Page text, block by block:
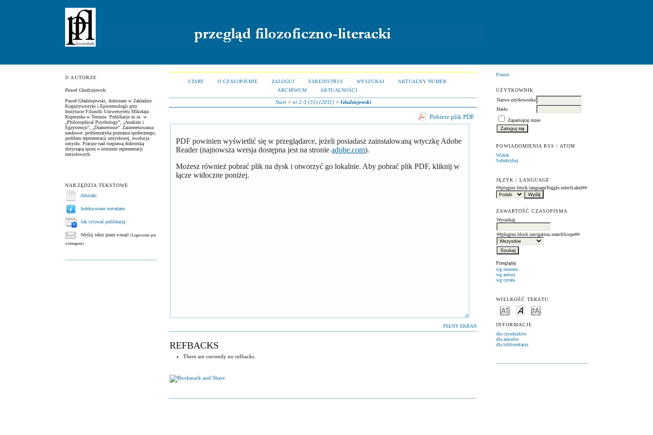
O AUTORZE
Paweł Gładziejewski
Paweł Gładziejewski, doktorant w Zakładzie
Kognitywistyki i Epistemologii przy
Instytucie Filozofii Uniwersytetu Mikołaja
Kopernika w Toruniu. Publikacje m.in. w
„Philosophical Psychology”, „Analizie i
Egzystencji”, „Diametrosie”. Zainteresowania
naukowe: problematyka poznania społecznego,
problem reprezentacji umysłowej, ewolucja
umysłu. Pracuje nad rozprawą doktorską
dotyczącą sporu o istnienie reprezentacji
umysłowych.
NARZĘDZIA TEKSTOWE
Abstrakt
Indeksowane metadane
Jak cytować publikację
Wyślij tekst przez e-mail(Logowanie jest
wymagane)
Pomoc
UŻYTKOWNIK
Nazwa użytkownika
Hasło
Zapamiętaj mnie
POWIADOMIENIA RSS / ATOM
Widok
Subskrybuj
JĘZYK / LANGUAGE
##plugins.block.languageToggle.selectLabel##
ZAWARTOŚĆ CZASOPISMA
Wyszukaj
##plugins.block.navigation.searchScope##
Przeglądaj
wg numeru
wg autora
wg tytułu
WIELKOŚĆ TEKSTU
INFORMACJE
dla czytelników
dla autorów
dla bibliotekarzy
START O CZASOPIŚMIE ZALOGUJ ZAREJESTRUJ WYSZUKAJ
AKTUALNY NUMER
ARCHIWUM
AKTUALNOŚCI
Start> nr 2-3 (31) (2011)> Gładziejewski
Pobierz plik PDF
PDF powinien wyświetlić się w przeglądarce, jeżeli posiadasz zainstalowaną wtyczkę Adobe
Reader (najnowsza wersja dostępna jest na stronieadobe.com).
Możesz również pobrać plik na dysk i otworzyć go lokalnie. Aby pobrać plik PDF, kliknij w
łącze widoczne poniżej.
PEŁNY EKRAN
REFBACKS
There are currently no refbacks.